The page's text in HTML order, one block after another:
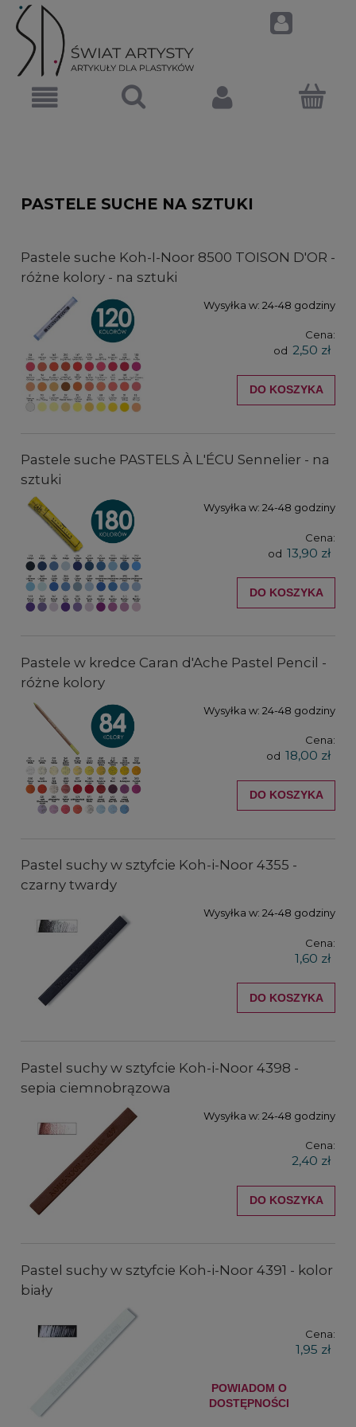
PASTELE SUCHE NA SZTUKI
Pastele suche Koh-I-Noor 8500 TOISON D'OR -
różne kolory - na sztuki
Wysyłka w: 24-48 godziny
Cena:
od 2,50 zł
DO KOSZYKA
Pastele suche PASTELS À L'ÉCU Sennelier - na
sztuki
Wysyłka w: 24-48 godziny
Cena:
od 13,90 zł
DO KOSZYKA
Pastele w kredce Caran d'Ache Pastel Pencil -
różne kolory
Wysyłka w: 24-48 godziny
Cena:
od 18,00 zł
DO KOSZYKA
Pastel suchy w sztyfcie Koh-i-Noor 4355 -
czarny twardy
Wysyłka w: 24-48 godziny
Cena:
1,60 zł
DO KOSZYKA
Pastel suchy w sztyfcie Koh-i-Noor 4398 -
sepia ciemnobrązowa
Wysyłka w: 24-48 godziny
Cena:
2,40 zł
DO KOSZYKA
Pastel suchy w sztyfcie Koh-i-Noor 4391 - kolor
biały
Cena:
1,95 zł
POWIADOM O
DOSTĘPNOŚCI